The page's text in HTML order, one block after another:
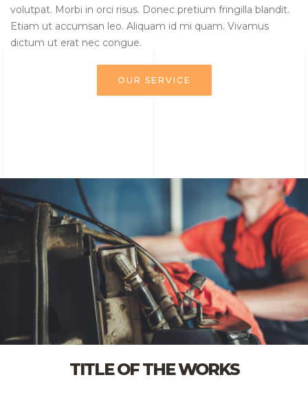
volutpat. Morbi in orci risus. Donec pretium fringilla blandit.
Etiam ut accumsan leo. Aliquam id mi quam. Vivamus
dictum ut erat nec congue.
OUR SERVICE
TITLE OF THE WORKS